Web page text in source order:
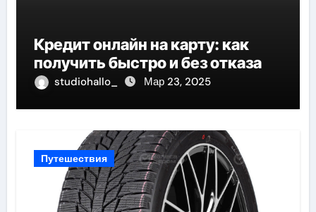
Кредит онлайн на карту: как
получить быстро и без отказа
studiohallo_ Мар 23, 2025
Путешествия